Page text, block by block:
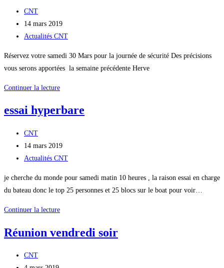
d’Hyperbare
!
Auteur/autrice
de
la
CNT
Publication
publiée :
14 mars 2019
Post
Actualités CNT
Réservez votre samedi 30 Mars pour la journée de sécurité Des précisions
vous serons apportées la semaine précédente Herve
Continuer la lecturejournée
sécurité
essai hyperbare
Auteur/autrice
de
la
CNT
Publication
publiée :
14 mars 2019
Post
Actualités CNT
je cherche du monde pour samedi matin 10 heures , la raison essai en charge
du bateau donc le top 25 personnes et 25 blocs sur le boat pour voir…
Continuer la lectureessai
Réunion vendredi soir
Auteur/autrice
CNT